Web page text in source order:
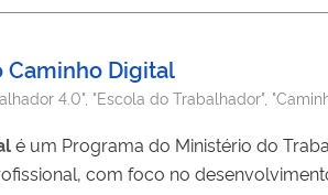
Caminho Digital
4.0", "Escola do Trabalhador",
é um Programa do Ministério do
com foco no